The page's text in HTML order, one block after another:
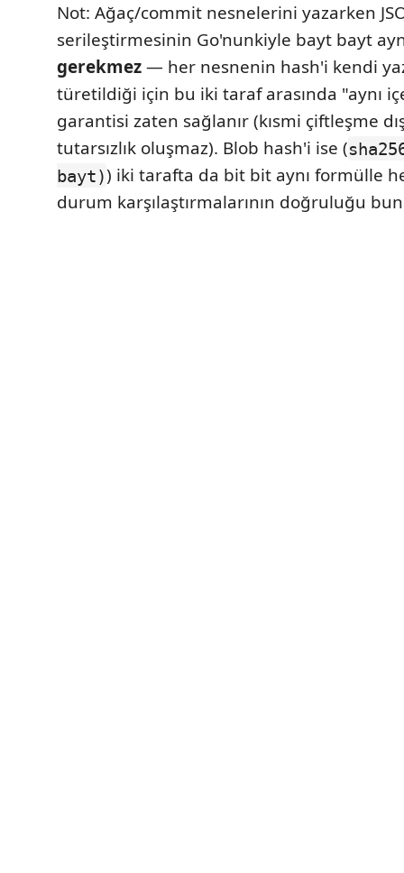
Not: Ağaç/commit nesnelerini yazarken
serileştirmesinin Go'nunkiyle bayt bayt
gerekmez— her nesnenin hash'i kendi
türetildiği için bu iki taraf arasında "aynı
garantisi zaten sağlanır (kısmi çiftleşme
tutarsızlık oluşmaz). Blob hash'i ise (
bayt)) iki tarafta da bit bit aynı formülle
durum karşılaştırmalarının doğruluğu